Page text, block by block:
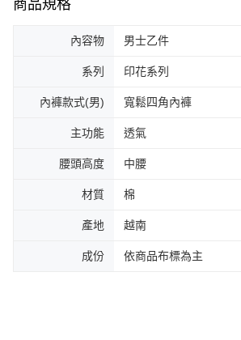
商品規格
內容物 男士乙件
系列 印花系列
內褲款式(男) 寬鬆四角內褲
主功能 透氣
腰頭高度 中腰
材質 棉
產地 越南
成份 依商品布標為主